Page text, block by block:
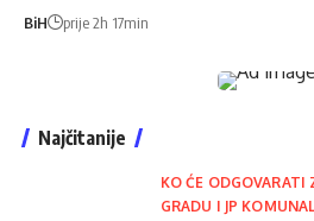
BiH prije 2h 17min
Najčitanije
KO ĆE ODGOVARATI
GRADU I JP